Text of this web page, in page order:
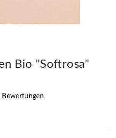
Bio "Softrosa"
Bewertungen